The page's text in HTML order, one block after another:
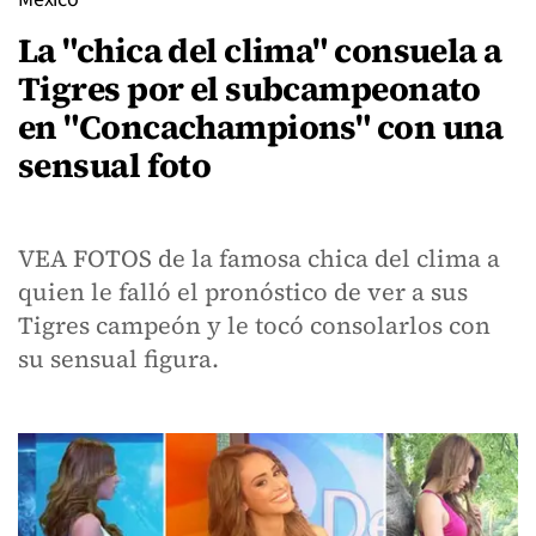
La "chica del clima" consuela a
Tigres por el subcampeonato
en "Concachampions" con una
sensual foto
VEA FOTOS de la famosa chica del clima a
quien le falló el pronóstico de ver a sus
Tigres campeón y le tocó consolarlos con
su sensual figura.